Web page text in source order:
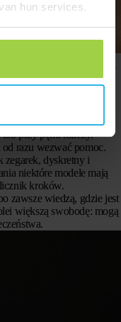
hun services.
GPS i zegarek
rolę w opiece
w przypadku
które łatwo
lub przy pęku kluczy.
razu wezwać pomoc.
zegarek, dyskretny i
niektóre modele mają
kroków.
zawsze wiedzą, gdzie jest
większą swobodę: mogą